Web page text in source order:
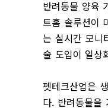
반려동물 양육
트홈 솔루션이
는 실시간 모니
술 도입이 일상
펫테크산업은
다. 반려동물을